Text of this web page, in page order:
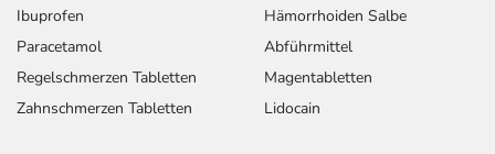
Ibuprofen
Paracetamol
Regelschmerzen Tabletten
Zahnschmerzen Tabletten
Hämorrhoiden Salbe
Abführmittel
Magentabletten
Lidocain